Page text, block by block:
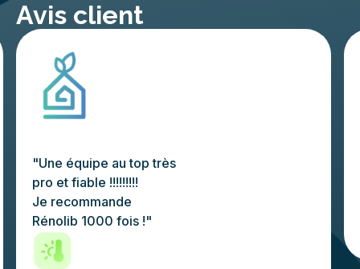
Avis client
"Une équipe au top très
pro et fiable !!!!!!!!!
Je recommande
Rénolib 1000 fois !"